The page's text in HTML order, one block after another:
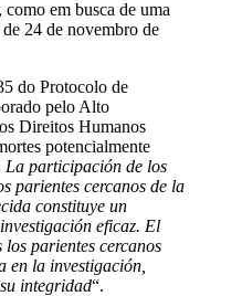
em busca de uma
24 de novembro de
do Protocolo de
pelo Alto
Direitos Humanos
potencialmente
La participación de los
parientes cercanos de la
constituye un
eficaz. El
parientes cercanos
en la investigación,
integridad“.